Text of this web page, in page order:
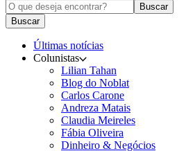
Buscar
Buscar
Últimas notícias
Colunistas
Lilian Tahan
Blog do Noblat
Carlos Carone
Andreza Matais
Claudia Meireles
Fábia Oliveira
Dinheiro & Negócios